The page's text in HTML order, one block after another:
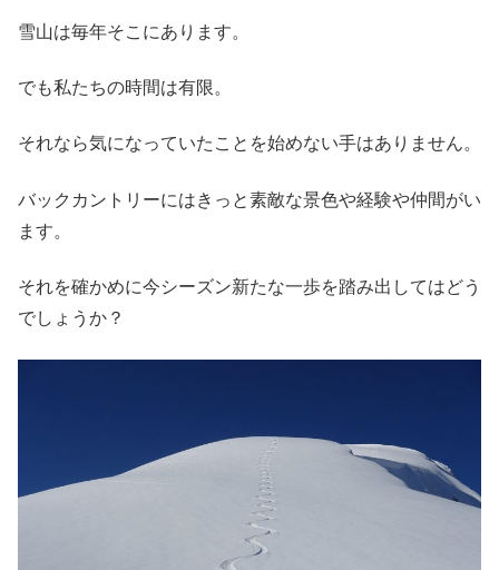
雪山は毎年そこにあります。
でも私たちの時間は有限。
それなら気になっていたことを始めない手はありません。
バックカントリーにはきっと素敵な景色や経験や仲間がい
ます。
それを確かめに今シーズン新たな一歩を踏み出してはどう
でしょうか？